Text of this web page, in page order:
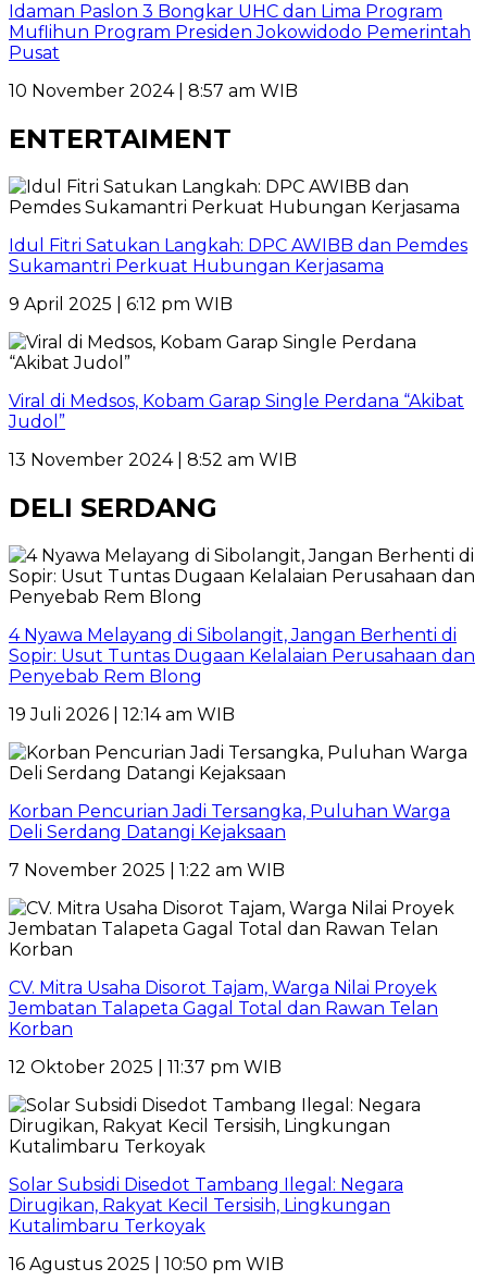
Idaman Paslon 3 Bongkar UHC dan Lima Program
Muflihun Program Presiden Jokowidodo Pemerintah
Pusat
10 November 2024 | 8:57 am WIB
ENTERTAIMENT
Idul Fitri Satukan Langkah: DPC AWIBB dan Pemdes
Sukamantri Perkuat Hubungan Kerjasama
9 April 2025 | 6:12 pm WIB
Viral di Medsos, Kobam Garap Single Perdana “Akibat
Judol”
13 November 2024 | 8:52 am WIB
DELI SERDANG
4 Nyawa Melayang di Sibolangit, Jangan Berhenti di
Sopir: Usut Tuntas Dugaan Kelalaian Perusahaan dan
Penyebab Rem Blong
19 Juli 2026 | 12:14 am WIB
Korban Pencurian Jadi Tersangka, Puluhan Warga
Deli Serdang Datangi Kejaksaan
7 November 2025 | 1:22 am WIB
CV. Mitra Usaha Disorot Tajam, Warga Nilai Proyek
Jembatan Talapeta Gagal Total dan Rawan Telan
Korban
12 Oktober 2025 | 11:37 pm WIB
Solar Subsidi Disedot Tambang Ilegal: Negara
Dirugikan, Rakyat Kecil Tersisih, Lingkungan
Kutalimbaru Terkoyak
16 Agustus 2025 | 10:50 pm WIB